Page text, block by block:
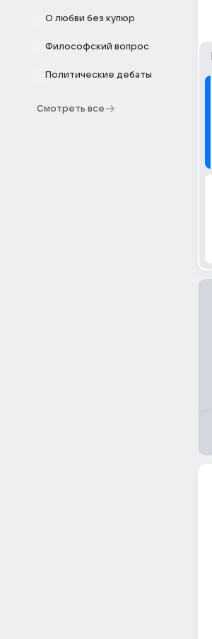
О любви без купюр
Философский вопрос
Политические дебаты
Смотреть все